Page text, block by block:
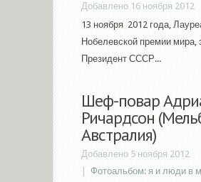
Добавлено 16 ноября 2012
13 ноября 2012 года,
Нобелевской премии мира,
Президент СССР...
Шеф-повар
Ричардсон
Австралия)
Добавлено 5 ноября 2012
| Фотоальбом: я и люди в